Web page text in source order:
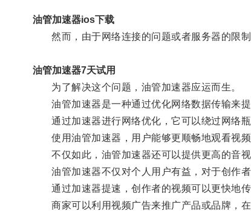
油管加速器ios下载
然而，由于网络连接的问题或者服务器的限制
油管加速器7天试用
为了解决这个问题，油管加速器应运而生。
油管加速器是一种通过优化网络数据传输来提
通过加速器进行网络优化，它可以绕过网络瓶
使用油管加速器，用户能够更顺畅地观看视频
不仅如此，油管加速器还可以提供更高的音视
油管加速器不仅对个人用户有益，对于创作者
通过加速器提速，创作者的视频可以更快地传
商家可以利用视频广告来推广产品或品牌，在